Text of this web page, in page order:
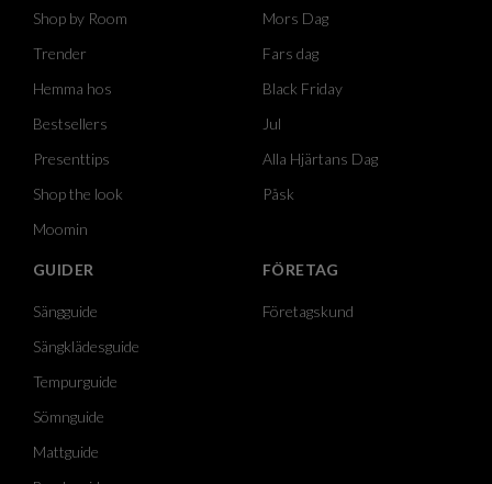
Shop by Room
Trender
Hemma hos
Bestsellers
Presenttips
Shop the look
Moomin
Mors Dag
Fars dag
Black Friday
Jul
Alla Hjärtans Dag
Påsk
GUIDER
Sängguide
Sängklädesguide
Tempurguide
Sömnguide
Mattguide
FÖRETAG
Företagskund